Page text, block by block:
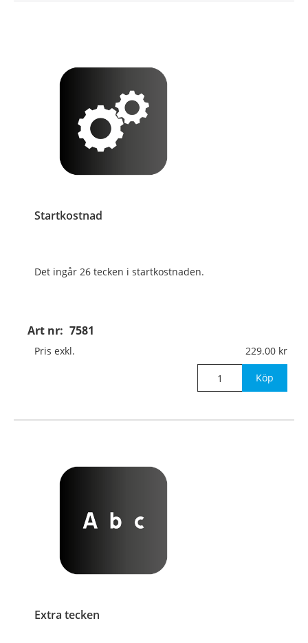
Startkostnad
Art nr: 7581
Det ingår 26 tecken i startkostnaden.
Pris exkl. 229.00
Köp
Extra tecken